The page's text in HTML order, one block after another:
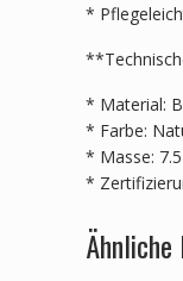
*
* Material:
* Farbe:
* Masse:
*